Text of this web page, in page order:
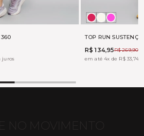
360
juros
TOP RUN
R$ 134,95R$ 269,90
em até 4x de R$ 33,74
BOHEME
OFFTONIC